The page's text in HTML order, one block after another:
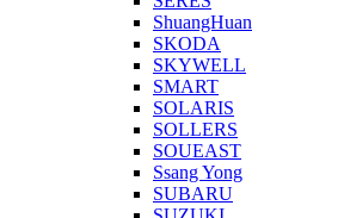
ShuangHuan
SKODA
SKYWELL
SMART
SOLARIS
SOLLERS
SOUEAST
Ssang Yong
SUBARU